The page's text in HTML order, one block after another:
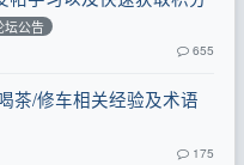
坛公告
655
茶/修车相关经验及术语
175